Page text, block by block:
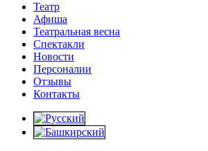
Театр
Афиша
Театральная весна
Спектакли
Новости
Персоналии
Отзывы
Контакты